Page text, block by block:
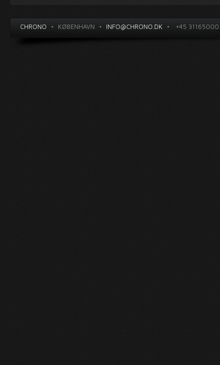
CHRONO • KØBENHAVN • INFO@CHRONO.DK • +45 31165000